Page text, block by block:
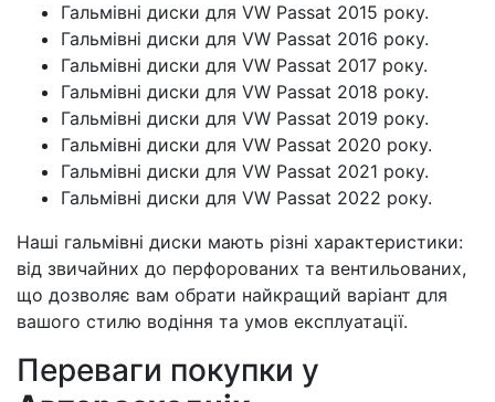
Гальмівні диски для VW Passat 2015 року.
Гальмівні диски для VW Passat 2016 року.
Гальмівні диски для VW Passat 2017 року.
Гальмівні диски для VW Passat 2018 року.
Гальмівні диски для VW Passat 2019 року.
Гальмівні диски для VW Passat 2020 року.
Гальмівні диски для VW Passat 2021 року.
Гальмівні диски для VW Passat 2022 року.
Наші гальмівні диски мають різні характеристики:
від звичайних до перфорованих та вентильованих,
що дозволяє вам обрати найкращий варіант для
вашого стилю водіння та умов експлуатації.
Переваги покупки у